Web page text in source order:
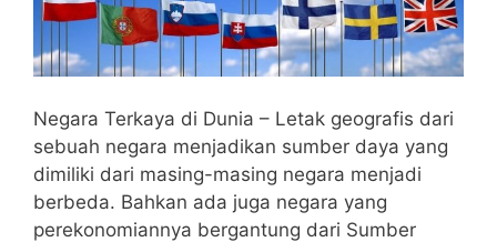
Negara Terkaya di Dunia – Letak geografis dari
sebuah negara menjadikan sumber daya yang
dimiliki dari masing-masing negara menjadi
berbeda. Bahkan ada juga negara yang
perekonomiannya bergantung dari Sumber